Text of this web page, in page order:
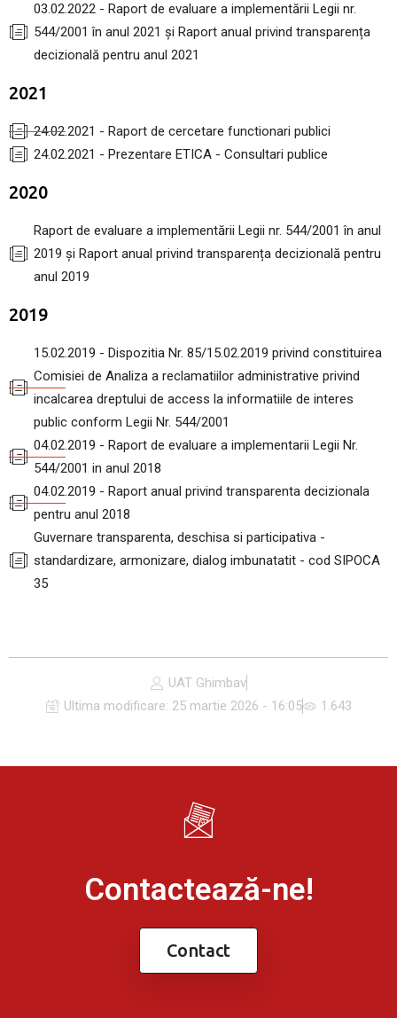
03.02.2022 - Raport de evaluare a implementării Legii nr.
544/2001 în anul 2021 și Raport anual privind transparența
decizională pentru anul 2021
2021
24.02.2021 - Raport de cercetare functionari publici
24.02.2021 - Prezentare ETICA - Consultari publice
2020
Raport de evaluare a implementării Legii nr. 544/2001 în anul
2019 și Raport anual privind transparența decizională pentru
anul 2019
2019
15.02.2019 - Dispozitia Nr. 85/15.02.2019 privind constituirea
Comisiei de Analiza a reclamatiilor administrative privind
incalcarea dreptului de access la informatiile de interes
public conform Legii Nr. 544/2001
04.02.2019 - Raport de evaluare a implementarii Legii Nr.
544/2001 in anul 2018
04.02.2019 - Raport anual privind transparenta decizionala
pentru anul 2018
Guvernare transparenta, deschisa si participativa -
standardizare, armonizare, dialog imbunatatit - cod SIPOCA
35
UAT Ghimbav
Ultima modificare: 25 martie 2026 - 16:05 1.643
Contactează-ne!
Contact